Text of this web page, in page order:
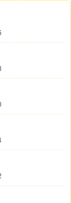
ip地址：16
為埠號)
令行終端，輸
是同一個埠